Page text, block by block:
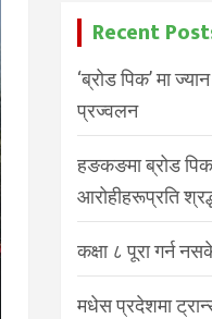
Recent
‘ब्रोड पिक’ मा
प्रज्वलन
हङकङमा ब्रोड पिक
आरोहीहरूप्रति
कक्षा ८ पूरा गर्न
मधेस प्रदेशमा